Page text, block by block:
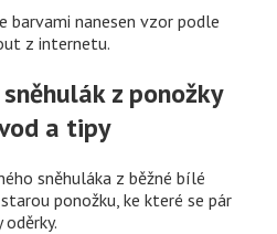
barvami nanesen vzor podle
z internetu.
z ponožky
a tipy
sněhuláka z běžné bílé
ponožku, ke které se pár